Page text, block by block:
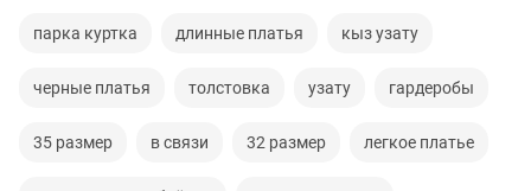
парка куртка длинные платья кыз узату
черные платья толстовка узату гардеробы
35 размер в связи 32 размер легкое платье